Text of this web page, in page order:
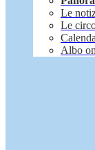
Le
Le
Albo